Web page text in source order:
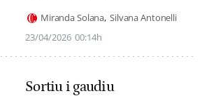
Miranda Solana Silvana Antonelli
23/04/2026 00:14h
Sortiu i gaudiu